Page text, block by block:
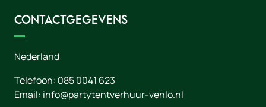
Contactgegevens
Nederland
Telefoon: 085 0041 623
Email: info@partytentverhuur-venlo.nl